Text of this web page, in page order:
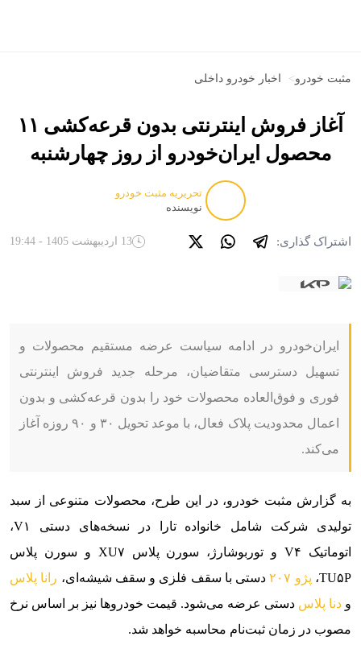
مثبت خودرو> اخبار خودرو داخلی
آغاز فروش اینترنتی بدون قرعه‌کشی ۱۱
محصول ایران‌خودرو از روز چهارشنبه
تحریریه مثبت خودرو
نویسنده
اشتراک گذاری: 13 اردیبهشت 1405 - 19:44
ایران‌خودرو در ادامه سیاست عرضه مستقیم محصولات و
تسهیل دسترسی متقاضیان، مرحله جدید فروش اینترنتی
فوری و فوق‌العاده محصولات خود را بدون قرعه‌کشی و بدون
اعمال محدودیت پلاک فعال، با موعد تحویل ۳۰ و ۹۰ روزه آغاز
می‌کند.
به گزارش مثبت خودرو، در این طرح، محصولات متنوعی از سبد
تولیدی شرکت شامل خانواده تارا در نسخه‌های دستی V۱،
اتوماتیک V۴ و توربوشارژ، سورن پلاس XU۷ و سورن پلاس
TU۵P، پژو ۲۰۷ دستی با سقف فلزی و سقف شیشه‌ای، رانا پلاس
و دنا پلاس دستی عرضه می‌شود. قیمت خودروها نیز بر اساس نرخ
مصوب در زمان ثبت‌نام محاسبه خواهد شد.